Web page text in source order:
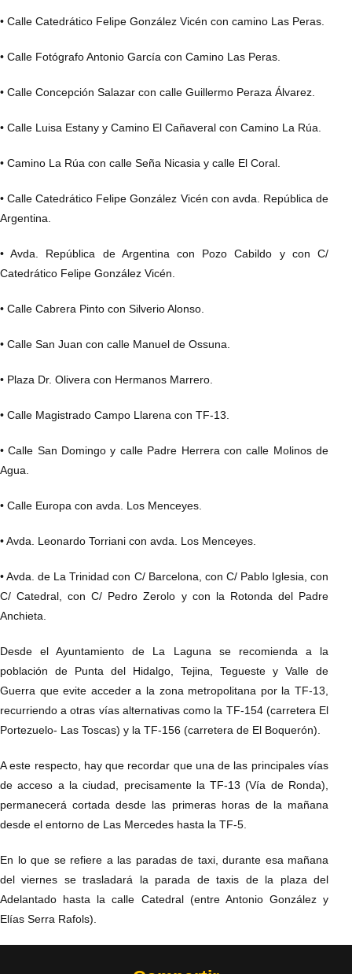
• Calle Catedrático Felipe González Vicén con camino Las Peras.
• Calle Fotógrafo Antonio García con Camino Las Peras.
• Calle Concepción Salazar con calle Guillermo Peraza Álvarez.
• Calle Luisa Estany y Camino El Cañaveral con Camino La Rúa.
• Camino La Rúa con calle Seña Nicasia y calle El Coral.
• Calle Catedrático Felipe González Vicén con avda. República de
Argentina.
• Avda. República de Argentina con Pozo Cabildo y con C/
Catedrático Felipe González Vicén.
• Calle Cabrera Pinto con Silverio Alonso.
• Calle San Juan con calle Manuel de Ossuna.
• Plaza Dr. Olivera con Hermanos Marrero.
• Calle Magistrado Campo Llarena con TF-13.
• Calle San Domingo y calle Padre Herrera con calle Molinos de
Agua.
• Calle Europa con avda. Los Menceyes.
• Avda. Leonardo Torriani con avda. Los Menceyes.
• Avda. de La Trinidad con C/ Barcelona, con C/ Pablo Iglesia, con
C/ Catedral, con C/ Pedro Zerolo y con la Rotonda del Padre
Anchieta.
Desde el Ayuntamiento de La Laguna se recomienda a la
población de Punta del Hidalgo, Tejina, Tegueste y Valle de
Guerra que evite acceder a la zona metropolitana por la TF-13,
recurriendo a otras vías alternativas como la TF-154 (carretera El
Portezuelo- Las Toscas) y la TF-156 (carretera de El Boquerón).
A este respecto, hay que recordar que una de las principales vías
de acceso a la ciudad, precisamente la TF-13 (Vía de Ronda),
permanecerá cortada desde las primeras horas de la mañana
desde el entorno de Las Mercedes hasta la TF-5.
En lo que se refiere a las paradas de taxi, durante esa mañana
del viernes se trasladará la parada de taxis de la plaza del
Adelantado hasta la calle Catedral (entre Antonio González y
Elías Serra Rafols).